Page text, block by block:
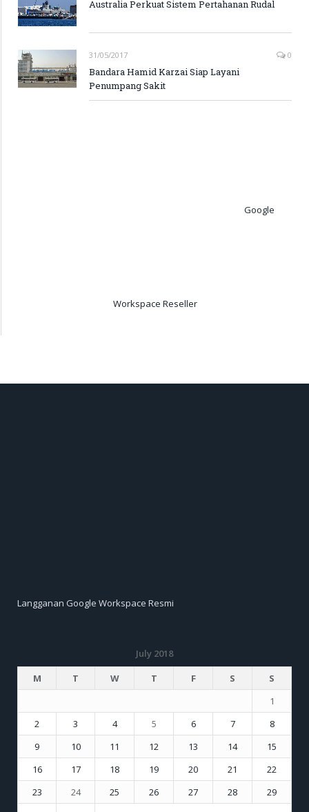
Australia Perkuat Sistem Pertahanan Rudal
31/05/2017 0
Bandara Hamid Karzai Siap Layani
Penumpang Sakit
Google
Workspace Reseller
Langganan Google Workspace Resmi
July 2018
M
T W T F S
S
1
2
3 4 5 6 7
8
9
10 11 12 13 14
15
16
17 18 19 20 21
22
23
24 25 26 27 28
29